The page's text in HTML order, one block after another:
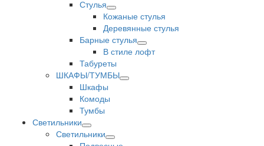
Стулья
Кожаные стулья
Деревянные стулья
Барные стулья
В стиле лофт
Табуреты
ШКАФЫ/ТУМБЫ
Шкафы
Комоды
Тумбы
Светильники
Светильники